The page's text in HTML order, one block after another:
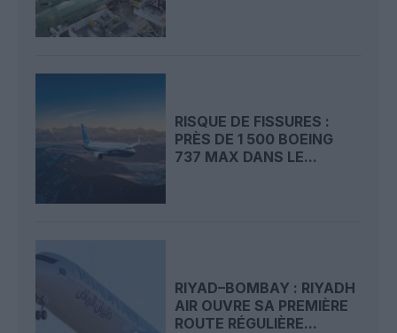
RISQUE DE FISSURES :
PRÈS DE 1 500 BOEING
737 MAX DANS LE...
RIYAD–BOMBAY : RIYADH
AIR OUVRE SA PREMIÈRE
ROUTE RÉGULIÈRE...